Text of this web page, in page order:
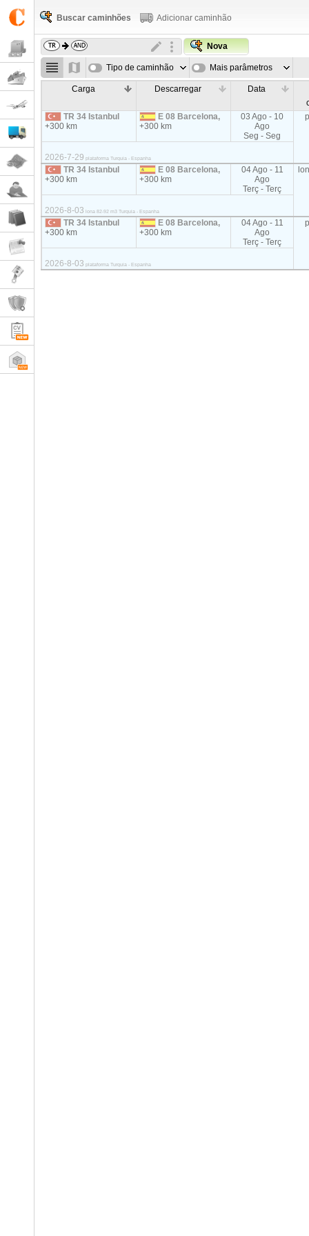
Buscar caminhões Adicionar caminhão
Nova
Tipo de caminhão Mais parâmetros
Carga Descarregar
Data
TR 34 Istanbul
+300 km
E 08 Barcelona,
+300 km
03 Ago - 10
Ago
Seg - Seg
2026-7-29 plataforma Turquia - Espanha
TR 34 Istanbul
+300 km
E 08 Barcelona,
+300 km
04 Ago - 11
Ago
Terç - Terç
2026-8-03 lona 82-92 m3 Turquia - Espanha
TR 34 Istanbul
+300 km
E 08 Barcelona,
+300 km
04 Ago - 11
Ago
Terç - Terç
2026-8-03 plataforma Turquia - Espanha